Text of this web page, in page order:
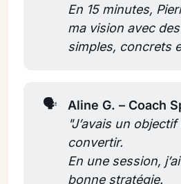
En 15 minutes,
ma vision avec
simples, concrets
🗣️
Aline G. – Coach
"J’avais un
convertir.
En une session,
bonne stratégie.